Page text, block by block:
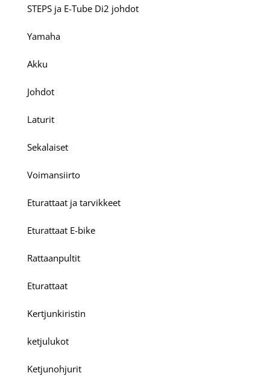
STEPS ja E-Tube Di2 johdot
Yamaha
Akku
Johdot
Laturit
Sekalaiset
Voimansiirto
Eturattaat ja tarvikkeet
Eturattaat E-bike
Rattaanpultit
Eturattaat
Kertjunkiristin
ketjulukot
Ketjunohjurit